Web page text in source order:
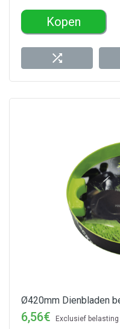
Kopen
Ø420mm Dienbladen
6,56€ Exclusief belasting